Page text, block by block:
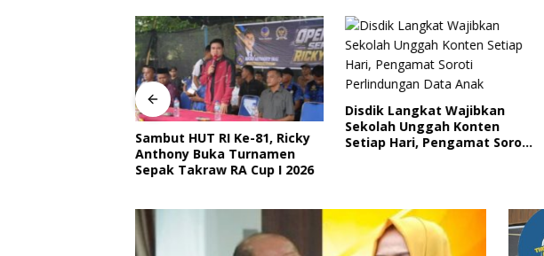
Sambut HUT RI Ke-81, Ricky
Anthony Buka Turnamen
Sepak Takraw RA Cup I 2026
Disdik Langkat Wajibkan
Sekolah Unggah Konten
Setiap Hari, Pengamat Soroti